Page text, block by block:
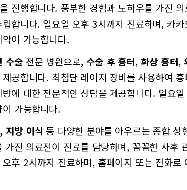
진행합니다. 풍부한 경험과 노하우를 가진 의
합니다. 일요일 오후 3시까지 진료하며, 카카
이 가능합니다.
수술 전문 병원으로, 수술 후 흉터,화상 흉터,
공합니다. 최첨단 레이저 장비를 사용하여
에 대한 전문적인 상담을 제공합니다. 일요
가능합니다.
지방 이식 등 다양한 분야를 아우르는 종합 성
가진 의료진이 진료를 담당하며, 꼼꼼한 사후
후 2시까지 진료하며, 홈페이지 또는 전화로